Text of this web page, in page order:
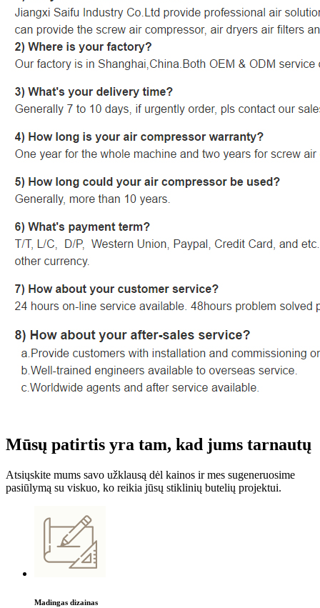
Mūsų patirtis yra tam, kad jums tarnautų
Atsiųskite mums savo užklausą dėl kainos ir mes sugeneruosime
pasiūlymą su viskuo, ko reikia jūsų stiklinių butelių projektui.
Madingas dizainas